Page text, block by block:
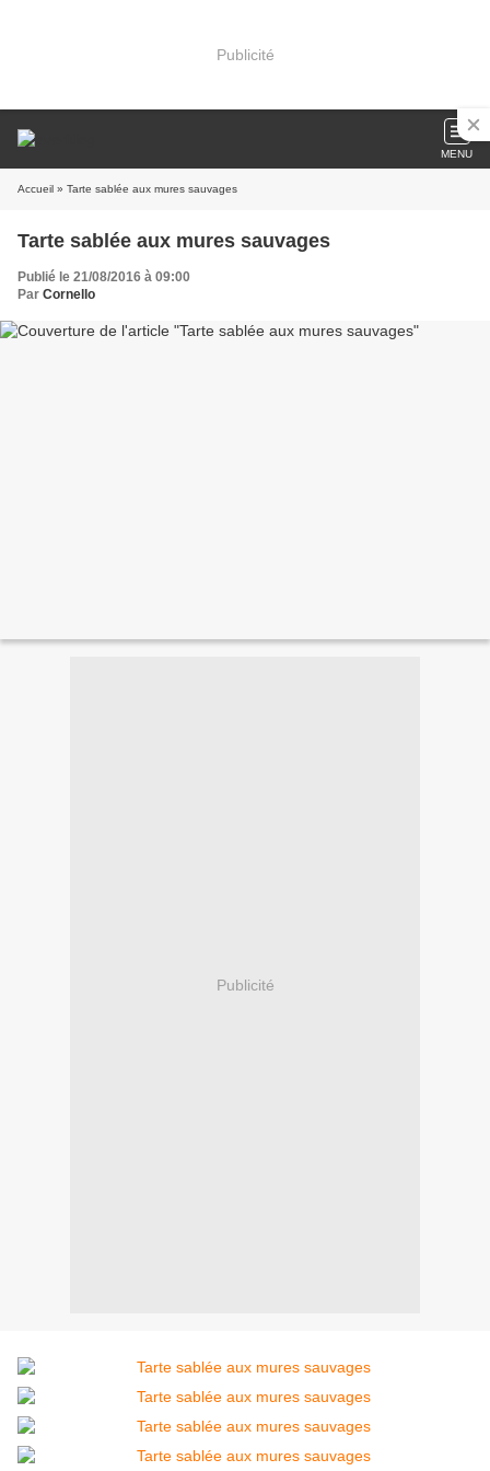
Publicité
MENU
Accueil » Tarte sablée aux mures sauvages
Tarte sablée aux mures sauvages
Publié le 21/08/2016 à 09:00
Par Cornello
Publicité